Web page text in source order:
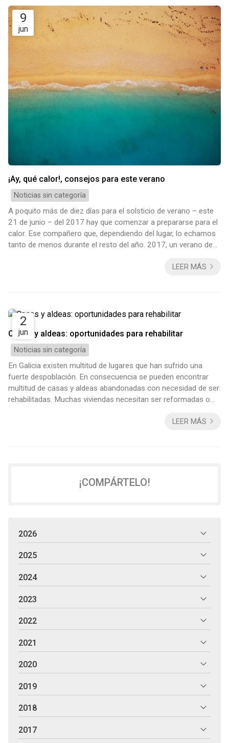
9
jun
¡Ay, qué calor!, consejos para este verano
Noticias sin categoría
A poquito más de diez días para el solsticio de verano – este
21 de junio – del 2017 hay que comenzar a prepararse para el
calor. Ese compañero que, dependiendo del lugar, lo echamos
tanto de menos durante el resto del año. 2017, un verano de
2015 y el 2016, parece ser que este verano 2017 será
LEER MÁS
2
jun
Casas y aldeas: oportunidades para rehabilitar
Noticias sin categoría
En Galicia existen multitud de lugares que han sufrido una
fuerte despoblación. En consecuencia se pueden encontrar
multitud de casas y aldeas abandonadas con necesidad de ser
rehabilitadas. Muchas viviendas necesitan ser reformadas o
existen, pero en menor cantidad, en las provincias deLEER MÁS
¡COMPÁRTELO!
2026
2025
2024
2023
2022
2021
2020
2019
2018
2017